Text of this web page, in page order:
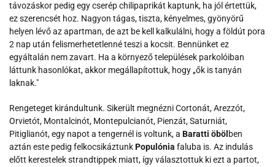
távozáskor pedig egy cserép chilipaprikát kaptunk, ha jól értettük,
ez szerencsét hoz. Nagyon tágas, tiszta, kényelmes, gyönyörű
helyen lévő az apartman, de azt be kell kalkulálni, hogy a földút pora
2 nap után felismerhetetlenné teszi a kocsit. Bennünket ez
egyáltalán nem zavart. Ha a környező települések parkolóiban
láttunk hasonlókat, akkor megállapítottuk, hogy „ők is tanyán
laknak."
Rengeteget kirándultunk. Sikerült megnézni Cortonát, Arezzót,
Orvietót, Montalcinót, Montepulcianót, Pienzát, Saturniát,
Pitiglianót, egy napot a tengernél is voltunk, a Baratti öböl ben
aztán este pedig felkocsikáztunkPopulónia faluba is. Az indulás
előtt kerestelek strandtippek miatt, így választottuk ki ezt a partot,